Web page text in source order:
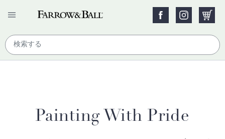
Painting With Pride